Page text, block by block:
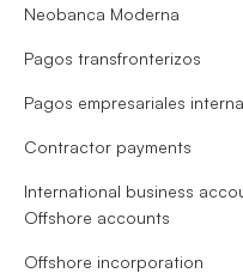
Neobanca Moderna
Pagos transfronterizos
Pagos empresariales
Contractor payments
International business
Offshore accounts
Offshore incorporation